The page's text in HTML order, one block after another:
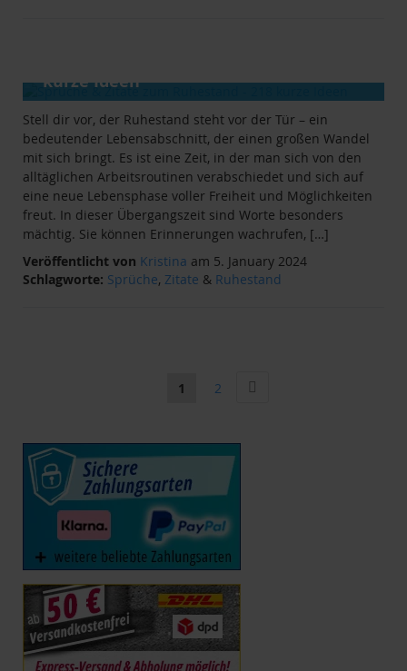
kurze Ideen
Stell dir vor, der Ruhestand steht vor der Tür – ein
bedeutender Lebensabschnitt, der einen großen Wandel
mit sich bringt. Es ist eine Zeit, in der man sich von den
alltäglichen Arbeitsroutinen verabschiedet und sich auf
eine neue Lebensphase voller Freiheit und Möglichkeiten
freut. In dieser Übergangszeit sind Worte besonders
mächtig. Sie können Erinnerungen wachrufen, […]
Veröffentlicht von Kristina am 5. January 2024
Schlagworte: Sprüche, Zitate & Ruhestand
Sie
gerade
die
1 Seite
2